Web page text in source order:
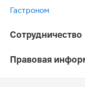
Гастроном
Сотрудничество
Правовая